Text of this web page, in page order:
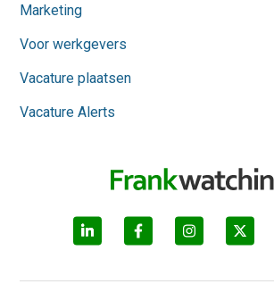
Marketing
Voor werkgevers
Vacature plaatsen
Vacature Alerts